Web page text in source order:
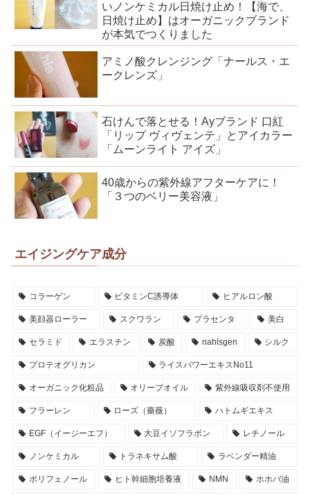
いノンケミカル日焼け止め！【海で、
日焼け止め】はオーガニックブランド
が本気でつくりました
アミノ酸クレンジング「ナールス・エ
ークレンズ」
石けんで落とせる！Ayブランド 口紅
「リップ ヴィヴェンテ」とアイカラー
「ムーンライト アイズ」
40歳からの紫外線アフターケアに！
「３つのベリー美容液」
エイジングケア成分
コラーゲン ビタミンC誘導体 ヒアルロン酸
美顔器ローラー スクワラン プラセンタ 美白
セラミド エラスチン 炭酸 nahlsgen シルク
プロテオグリカン ライスパワーエキスNo11
オーガニック化粧品 オリーブオイル 紫外線吸収剤不使用
フラーレン ローズ（薔薇） ハトムギエキス
EGF（イージーエフ） 大豆イソフラボン レチノール
ノンケミカル トラネキサム酸 ラベンダー精油
ポリフェノール ヒト幹細胞培養液 NMN ホホバ油